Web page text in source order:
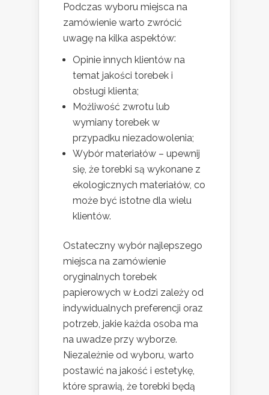
Podczas wyboru miejsca na
zamówienie warto zwrócić
uwagę na kilka aspektów:
Opinie innych klientów na
temat jakości torebek i
obsługi klienta;
Możliwość zwrotu lub
wymiany torebek w
przypadku niezadowolenia;
Wybór materiałów – upewnij
się, że torebki są wykonane z
ekologicznych materiałów, co
może być istotne dla wielu
klientów.
Ostateczny wybór najlepszego
miejsca na zamówienie
oryginalnych torebek
papierowych w Łodzi zależy od
indywidualnych preferencji oraz
potrzeb, jakie każda osoba ma
na uwadze przy wyborze.
Niezależnie od wyboru, warto
postawić na jakość i estetykę,
które sprawią, że torebki będą